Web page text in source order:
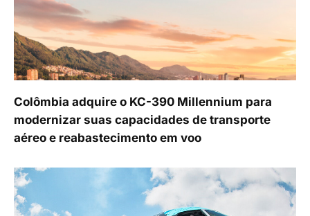
Colômbia adquire o KC-390 Millennium para
modernizar suas capacidades de transporte
aéreo e reabastecimento em voo